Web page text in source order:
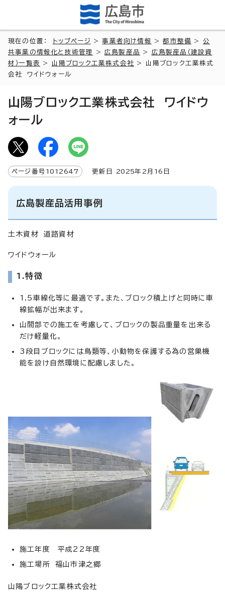
現在の位置： トップページ >事業者向け情報 >都市整備 > 公
共事業の情報化と技術管理
>広島製産品 > 広島製産品（建設資
材）一覧表
> 山陽ブロック工業株式会社 > 山陽ブロック工業株式
会社 ワイドウォール
山陽ブロック工業株式会社 ワイドウ
ォール
ページ番号 1012647 更新日 2025年2月 16 日
広島製産品活用事例
土木資材 道路資材
ワイドウォール
1.特徴
1.5車線化等に最適です。また、ブロック積上げと同時に車
線拡幅が出来ます。
山間部での施工を考慮して、ブロックの製品重量を出来る
だけ軽量化。
3段目ブロックには鳥類等、小動物を保護する為の営巣機
能を設け自然環境に配慮しました。
施工年度 平成22年度
施工場所 福山市津之郷
山陽ブロック工業株式会社